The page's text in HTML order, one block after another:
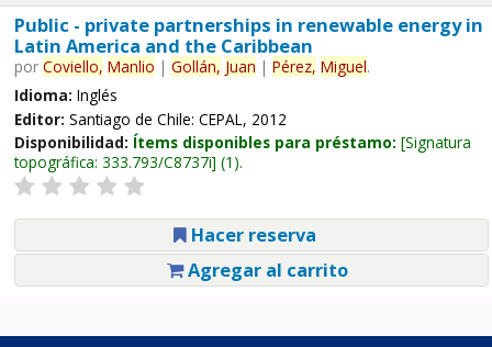
Public - private partnerships in renewable energy in
Latin America and the Caribbean
por Coviello, Manlio | Gollán, Juan | Pérez, Miguel.
Idioma: Inglés
Editor: Santiago de Chile: CEPAL, 2012
Disponibilidad: Ítems disponibles para préstamo: Signatura
topográfica: 333.793/C8737i (1).
Hacer reserva
Agregar al carrito